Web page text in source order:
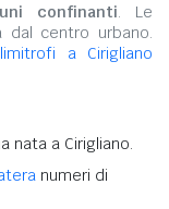
confinanti. Le
dal centro urbano.
a Cirigliano
nata a Cirigliano.
numeri di